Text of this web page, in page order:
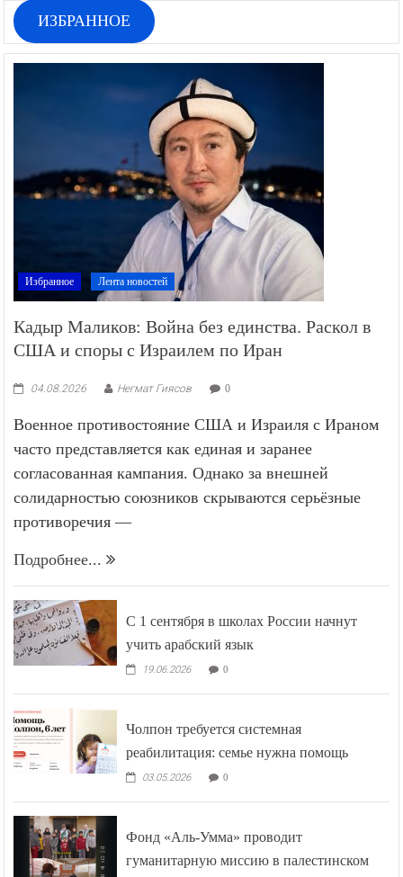
ИЗБРАННОЕ
Избранное Лента новостей
Кадыр Маликов: Война без единства. Раскол в
США и споры с Израилем по Иран
04.08.2026 Негмат Гиясов 0
Военное противостояние США и Израиля с Ираном
часто представляется как единая и заранее
согласованная кампания. Однако за внешней
солидарностью союзников скрываются серьёзные
противоречия —
Подробнее...
С 1 сентября в школах России начнут
учить арабский язык
19.06.2026 0
Чолпон требуется системная
реабилитация: семье нужна помощь
03.05.2026 0
Фонд «Аль-Умма» проводит
гуманитарную миссию в палестинском